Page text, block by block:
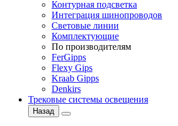
Контурная подсветка
Интеграция шинопроводов
Световые линии
Комплектующие
По производителям
FerGipps
Flexy Gips
Kraab Gipps
Denkirs
Трековые системы освещения
Назад